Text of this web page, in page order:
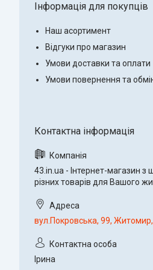
Інформація для покупців
Наш асортимент
Відгуки про магазин
Умови доставки та оплати
Умови повернення та
43.in.ua - Інтернет-магазин
різних товарів для Вашого
вул.Покровська, 99, Житомир,
Ірина